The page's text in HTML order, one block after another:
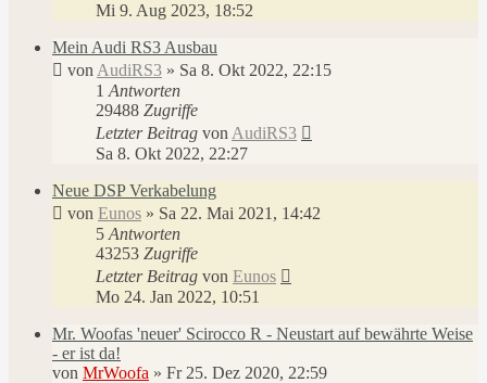
Mi 9. Aug 2023, 18:52
Mein Audi RS3 Ausbau
von AudiRS3 » Sa 8. Okt 2022, 22:15
1 Antworten
29488 Zugriffe
Letzter Beitrag von AudiRS3
Sa 8. Okt 2022, 22:27
Neue DSP Verkabelung
von Eunos » Sa 22. Mai 2021, 14:42
5 Antworten
43253 Zugriffe
Letzter Beitrag von Eunos
Mo 24. Jan 2022, 10:51
Mr. Woofas 'neuer' Scirocco R - Neustart auf bewährte Weise
- er ist da!
von MrWoofa » Fr 25. Dez 2020, 22:59